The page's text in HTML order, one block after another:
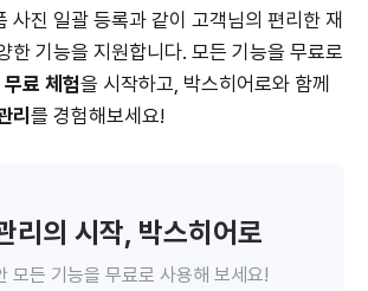
사진 일괄 등록과 같이 고객님의 편리한 재
한 기능을 지원합니다. 모든 기능을 무료로
무료 체험을 시작하고, 박스히어로와 함께
리 를 경험해보세요!
리의 시작, 박스히어로
모든 기능을 무료로 사용해 보세요!